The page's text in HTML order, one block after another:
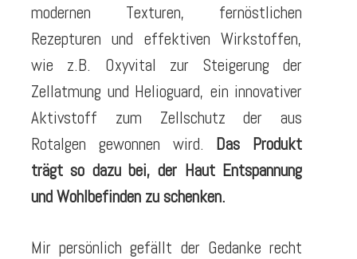
modernen Texturen, fernöstlichen
Rezepturen und effektiven Wirkstoffen,
wie z.B. Oxyvital zur Steigerung der
Zellatmung und Helioguard, ein innovativer
Aktivstoff zum Zellschutz der aus
Rotalgen gewonnen wird. Das Produkt
trägt so dazu bei, der Haut Entspannung
und Wohlbefinden zu schenken.
Mir persönlich gefällt der Gedanke recht